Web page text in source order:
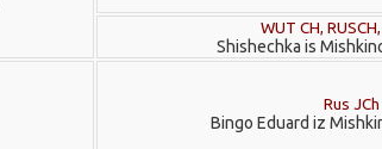
WUT CH,
Shishechka is
Rus JCh
Bingo Eduard iz